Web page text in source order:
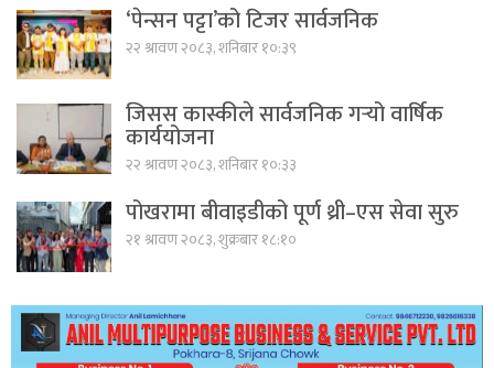
‘पेन्सन पट्टा’को टिजर सार्वजनिक
२२ श्रावण २०८३, शनिबार १०:३९
जिसस कास्कीले सार्वजनिक गर्‍यो वार्षिक
कार्ययोजना
२२ श्रावण २०८३, शनिबार १०:३३
पोखरामा बीवाइडीको पूर्ण थ्री–एस सेवा सुरु
२१ श्रावण २०८३, शुक्रबार १८:१०